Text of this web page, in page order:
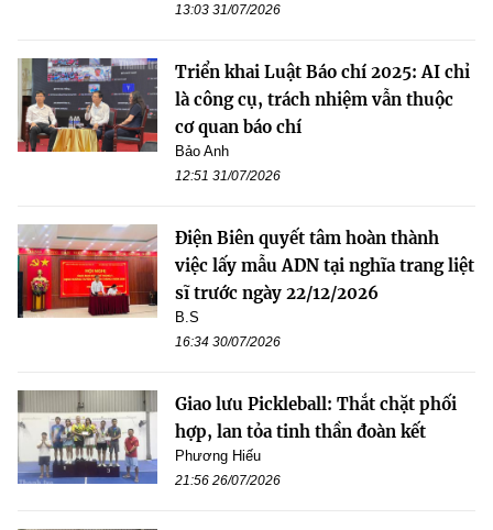
13:03 31/07/2026
Triển khai Luật Báo chí 2025: AI chỉ
là công cụ, trách nhiệm vẫn thuộc
cơ quan báo chí
Bảo Anh
12:51 31/07/2026
Điện Biên quyết tâm hoàn thành
việc lấy mẫu ADN tại nghĩa trang liệt
sĩ trước ngày 22/12/2026
B.S
16:34 30/07/2026
Giao lưu Pickleball: Thắt chặt phối
hợp, lan tỏa tinh thần đoàn kết
Phương Hiếu
21:56 26/07/2026